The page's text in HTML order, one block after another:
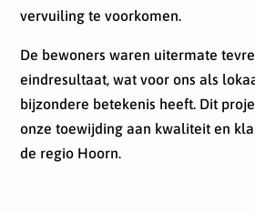
vervuiling te voorkomen.
De bewoners waren uitermate
eindresultaat, wat voor ons als
bijzondere betekenis heeft. Dit
onze toewijding aan kwaliteit en
de regio Hoorn.